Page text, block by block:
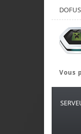
DOFUS
Vous